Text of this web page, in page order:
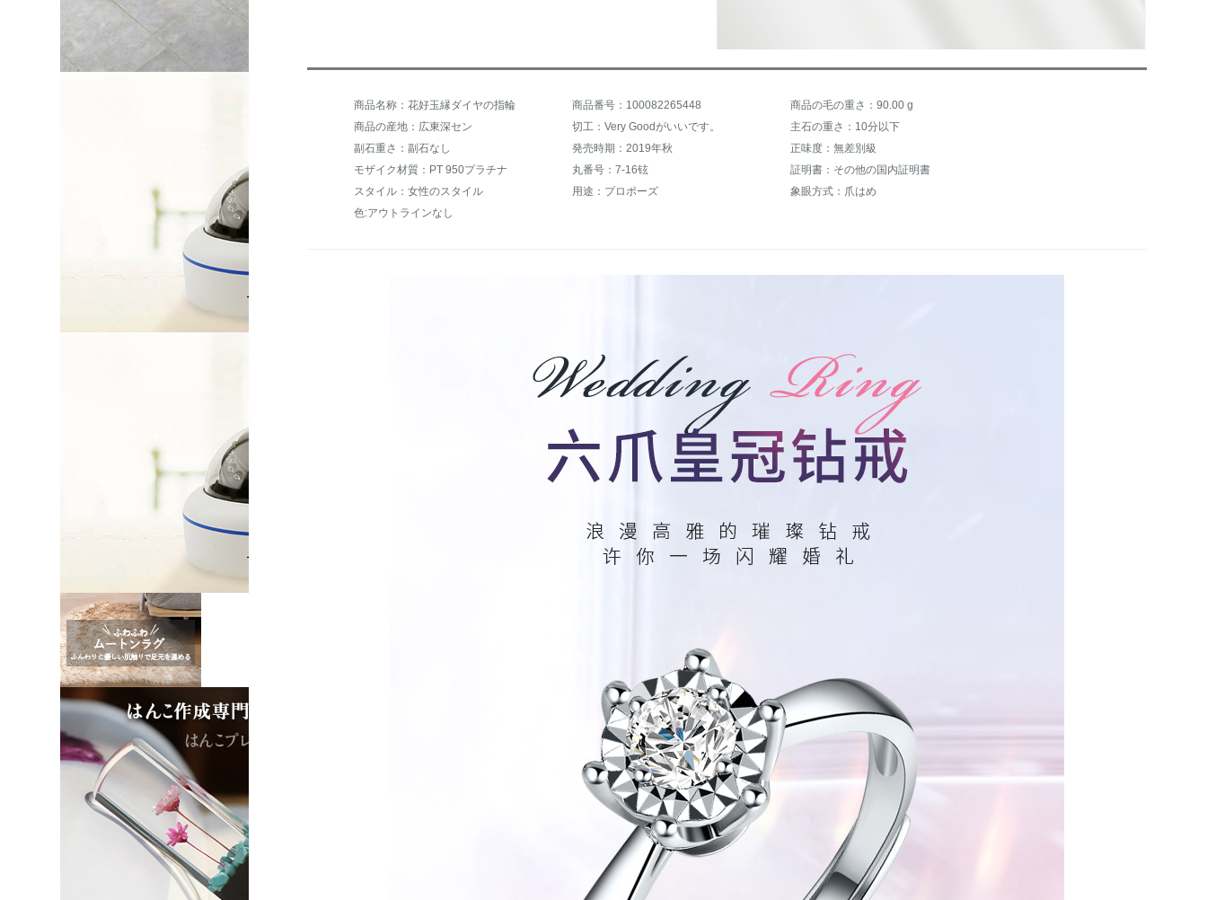
商品名称：花好玉縁ダイヤの指輪 商品番号：100082265448
商品の毛の重さ：90.00 g
商品の産地：広東深セン
切工：Very Goodがいいです。
主石の重さ：10分以下
副石重さ：副石なし
発売時期：2019年秋
正味度：無差別級
モザイク材質：PT 950プラチナ
丸番号：7-16铉
証明書：その他の国内証明書
スタイル：女性のスタイル
用途：プロポーズ
象眼方式：爪はめ
色:アウトラインなし